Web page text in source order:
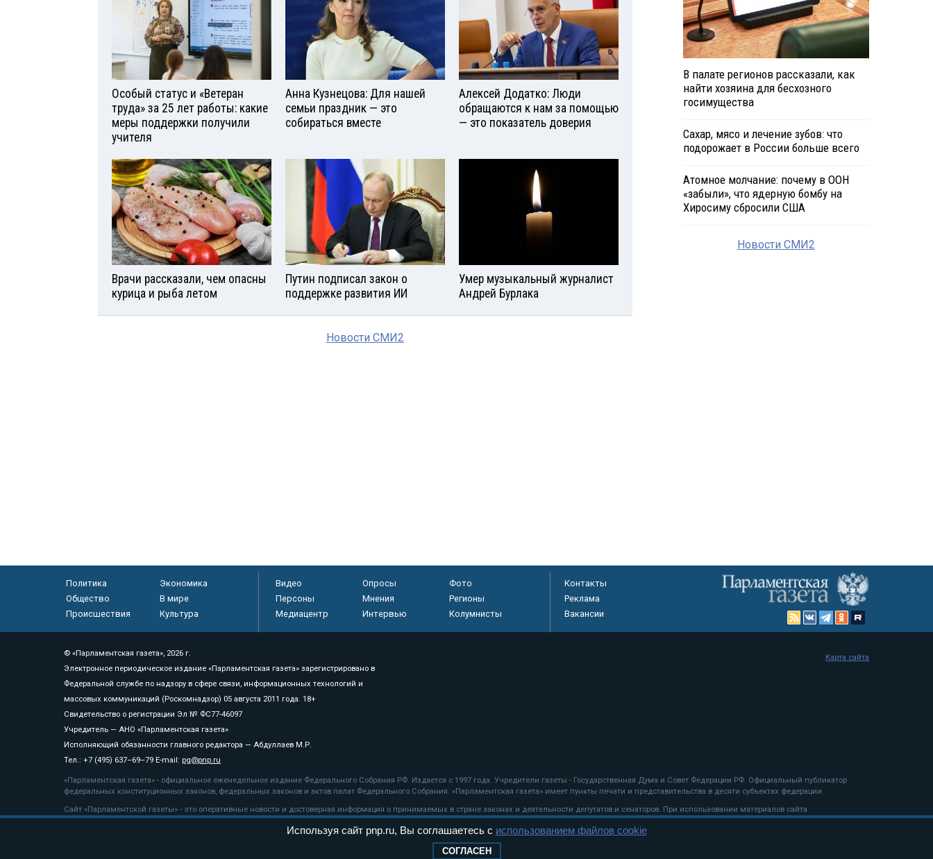
Особый статус и «Ветеран
труда» за 25 лет работы: какие
меры поддержки получили
учителя
Анна Кузнецова: Для нашей
семьи праздник — это
собираться вместе
Алексей Додатко: Люди
обращаются к нам за помощью
— это показатель доверия
Врачи рассказали, чем опасны
курица и рыба летом
Путин подписал закон о
поддержке развития ИИ
Умер музыкальный журналист
Андрей Бурлака
Новости СМИ2
В палате регионов рассказали, как
найти хозяина для бесхозного
госимущества
Сахар, мясо и лечение зубов: что
подорожает в России больше всего
Атомное молчание: почему в ООН
«забыли», что ядерную бомбу на
Хиросиму сбросили США
Новости СМИ2
Политика
Экономика
Общество
В мире
Происшествия
Культура
Видео Опросы
Фото
Персоны
Мнения
Регионы
Медиацентр
Интервью Колумнисты
Контакты
Реклама
Вакансии
© «Парламентская газета», 2026 г.
Электронное периодическое издание «Парламентская газета» зарегистрировано в
Федеральной службе по надзору в сфере связи, информационных технологий и
массовых коммуникаций (Роскомнадзор) 05 августа 2011 года. 18+
Свидетельство о регистрации Эл № ФС77-46097
Учредитель — АНО «Парламентская газета»
Исполняющий обязанности главного редактора — Абдуллаев М.Р.
Тел.: +7 (495) 637–69–79 E-mail: pg@pnp.ru
«Парламентская газета» - официальное еженедельное издание Федерального Собрания РФ. Издается с 1997 года. Учредители газеты - Государственная Дума и Совет Федерации РФ. Официальный публикатор
федеральных конституционных законов, федеральных законов и актов палат Федерального Собрания. «Парламентская газета» имеет пункты печати и представительства в десяти субъектах федерации.
Сайт «Парламентской газеты» - это оперативные новости и достоверная информация о принимаемых в стране законах и деятельности депутатов и сенаторов. При использовании материалов сайта
«Парламентской газеты» активная ссылка на pnp.ru обязательна.
рекомендательные технологии
Карта сайта
Используя сайт pnp.ru, Вы соглашаетесь с использованием файлов cookie
СОГЛАСЕН